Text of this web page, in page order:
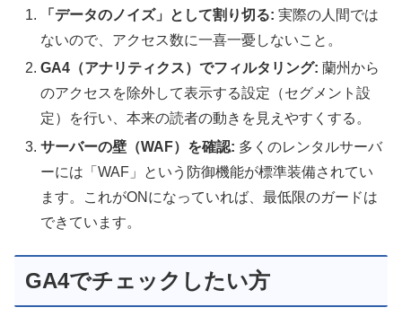
「データのノイズ」として割り切る: 実際の人間では
ないので、アクセス数に一喜一憂しないこと。
GA4（アナリティクス）でフィルタリング: 蘭州から
のアクセスを除外して表示する設定（セグメント設
定）を行い、本来の読者の動きを見えやすくする。
サーバーの壁（WAF）を確認: 多くのレンタルサーバ
ーには「WAF」という防御機能が標準装備されてい
ます。これがONになっていれば、最低限のガードは
できています。
GA4でチェックしたい方